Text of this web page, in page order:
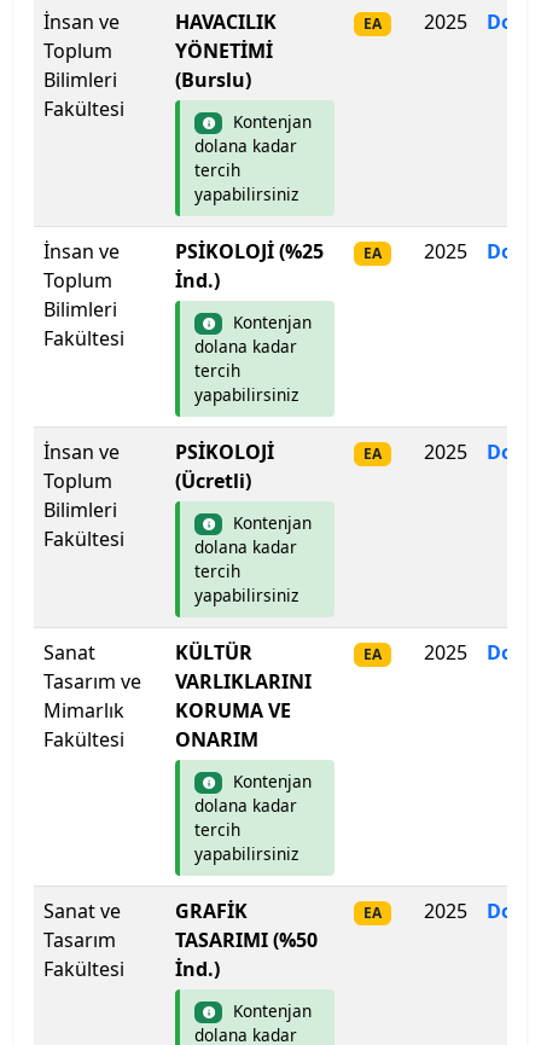
İstanbul Teknik Üniversitesi
İstanbul Ticaret Üniversitesi
İstanbul Topkapı Üniversitesi
İstanbul Üniversitesi
İstanbul Üniversitesi-Cerrahpaşa
İstanbul Yeni Yüzyıl Üniversitesi
İstinye Üniversitesi
İTÜ-KKTC Eğitim Araştırma Yerleşkesi
İzmir Bakırçay Üniversitesi
İzmir Demokrasi Üniversitesi
İzmir Ekonomi Üniversitesi
İzmir Katip Çelebi Üniversitesi
İzmir Kavram Meslek Y.O.
İzmir Tınaztepe Üniversitesi
İzmir Yüksek Teknoloji Enstitüsü
Kadir Has Üniversitesi
Kafkas Üniversitesi
İnsan ve
Toplum
Bilimleri
Fakültesi
HAVACILIK
YÖNETİMİ
(Burslu)
Kontenjan
dolana kadar
tercih
yapabilirsiniz
EA 2025
İnsan ve
Toplum
Bilimleri
Fakültesi
PSİKOLOJİ (%25
İnd.)
Kontenjan
dolana kadar
tercih
yapabilirsiniz
EA 2025
İnsan ve
Toplum
Bilimleri
Fakültesi
PSİKOLOJİ
(Ücretli)
Kontenjan
dolana kadar
tercih
yapabilirsiniz
EA 2025
Sanat
Tasarım ve
Mimarlık
Fakültesi
KÜLTÜR
VARLIKLARINI
KORUMA VE
ONARIM
Kontenjan
dolana kadar
tercih
yapabilirsiniz
EA 2025
Sanat ve
Tasarım
Fakültesi
GRAFİK
TASARIMI (%50
İnd.)
Kontenjan
dolana kadar
EA 2025